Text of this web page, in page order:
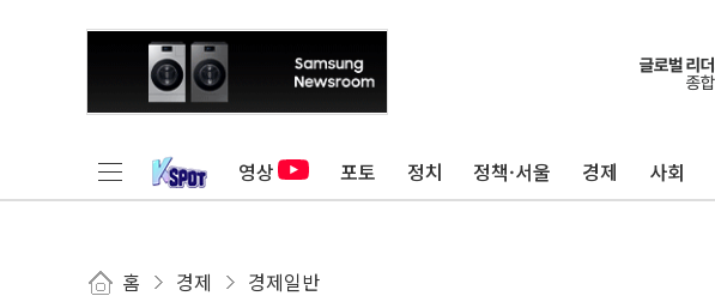
영상 포토 정치 정책·서울 경제 사회
홈 경제 경제일반